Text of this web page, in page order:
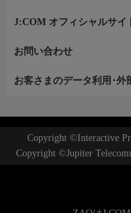
J:COM オフィシャルサイ
お問い合わせ
お客さまのデータ利用･外
Copyright ©Interactive
Copyright ©Jupiter